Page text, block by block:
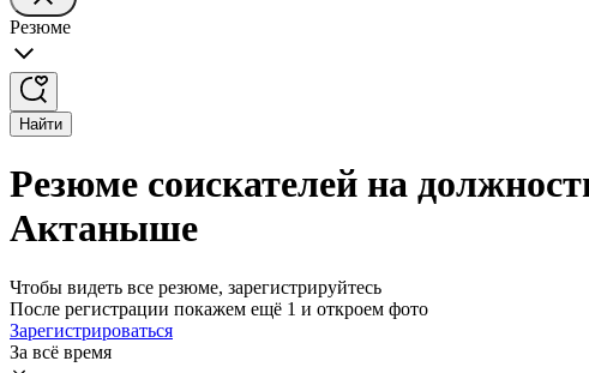
Резюме
Найти
Резюме соискателей на
Актаныше
Чтобы видеть все резюме, зарегистрируйтесь
После регистрации покажем ещё 1 и откроем фото
Зарегистрироваться
За всё время